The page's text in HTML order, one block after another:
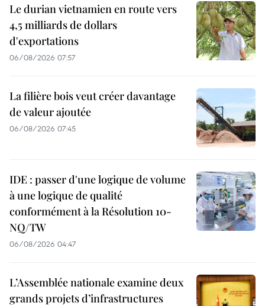
Le durian vietnamien en route vers
4,5 milliards de dollars
d'exportations
06/08/2026 07:57
La filière bois veut créer davantage
de valeur ajoutée
06/08/2026 07:45
IDE : passer d'une logique de volume
à une logique de qualité
conformément à la Résolution 10-
NQ/TW
06/08/2026 04:47
L’Assemblée nationale examine deux
grands projets d’infrastructures